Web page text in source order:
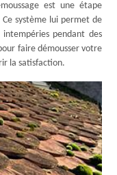
est une étape
système lui permet de
pendant des
faire démousser votre
la satisfaction.